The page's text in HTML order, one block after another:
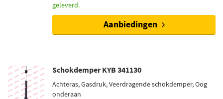
geleverd.
Aanbiedingen
Schokdemper KYB 341130
Achteras, Gasdruk, Veerdragende schokdemper, Oog
onderaan